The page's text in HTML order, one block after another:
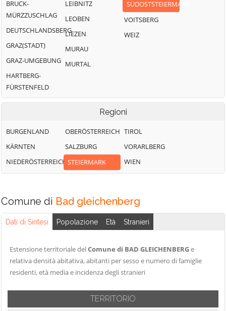
BRUCK-
MÜRZZUSCHLAG
DEUTSCHLANDSBERG
GRAZ(STADT)
GRAZ-UMGEBUNG
HARTBERG-
FÜRSTENFELD
LEIBNITZ
LEOBEN
LIEZEN
MURAU
MURTAL
SÜDOSTSTEIERMARK
VOITSBERG
WEIZ
Regioni
BURGENLAND
KÄRNTEN
NIEDERÖSTERREICH
OBERÖSTERREICH
SALZBURG
STEIERMARK
TIROL
VORARLBERG
WIEN
Comune di Bad gleichenberg
Dati di Sintesi Popolazione Età Stranieri
Estensione territoriale delComune di BAD GLEICHENBERGe
relativa densità abitativa, abitanti per sesso e numero di famiglie
residenti, età media e incidenza degli stranieri
TERRITORIO